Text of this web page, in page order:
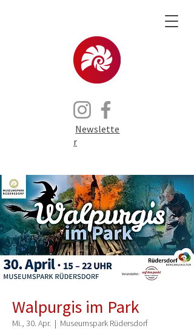
Newslette
r
Walpurgis im Park
Mi., 30. Apr.
  |
Museumspark Rüdersdorf